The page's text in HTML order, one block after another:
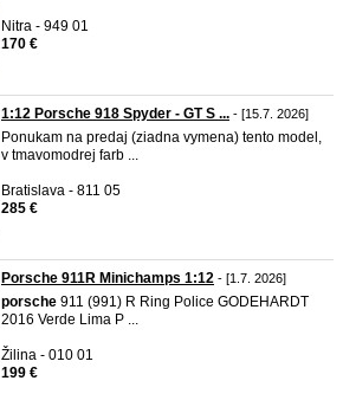
Nitra - 949 01
170 €
1:12 Porsche 918 Spyder - GT S ... - [15.7. 2026]
Ponukam na predaj (ziadna vymena) tento model,
v tmavomodrej farb ...
Bratislava - 811 05
285 €
Porsche 911R Minichamps 1:12 - [1.7. 2026]
porsche 911 (991) R Ring Police GODEHARDT
2016 Verde Lima P ...
Žilina - 010 01
199 €